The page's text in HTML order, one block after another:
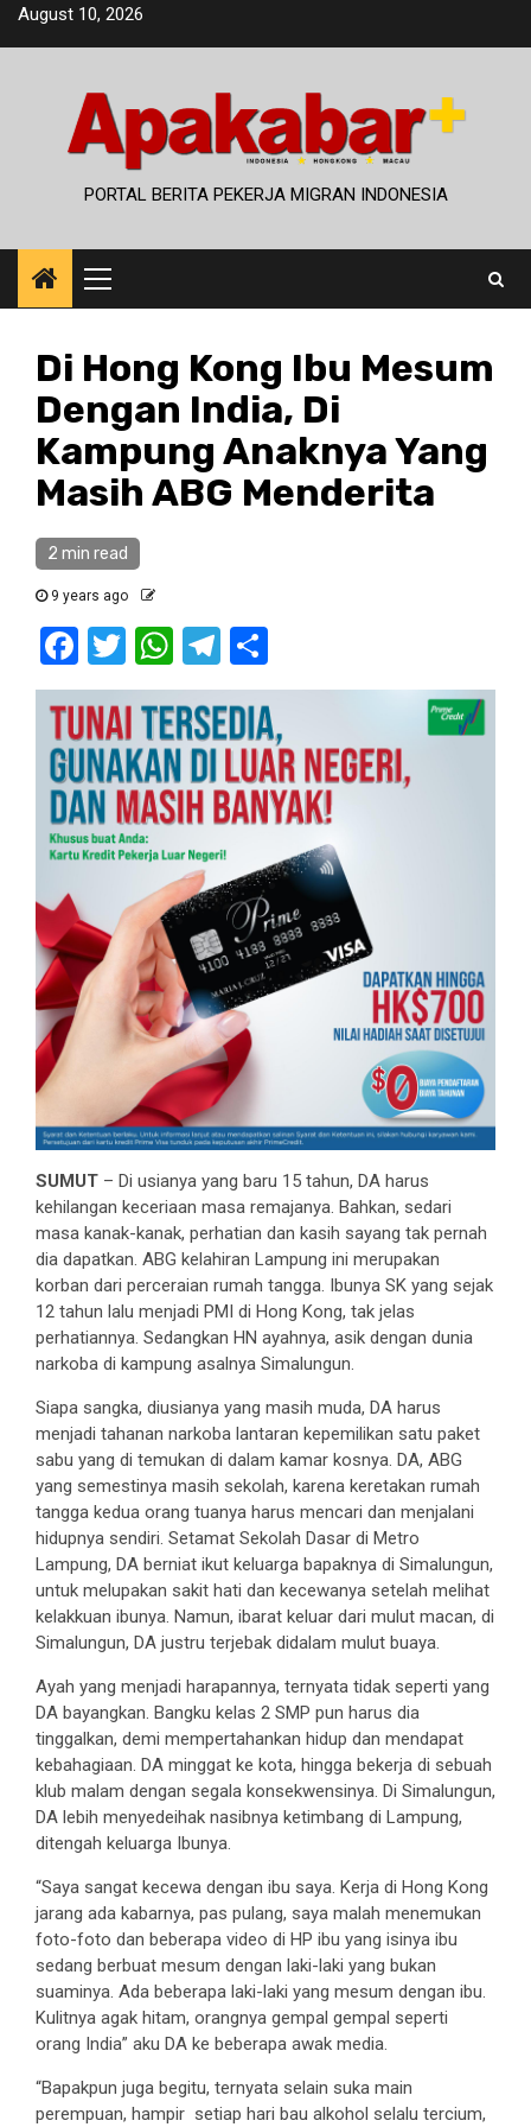
SkipAugust 10, 2026
PORTAL BERITA PEKERJA MIGRAN INDONESIA
Primary
Menu
Di Hong Kong Ibu Mesum
Dengan India, Di
Kampung Anaknya Yang
Masih ABG Menderita
2 min read
9 years ago
Facebook
Twitter
WhatsApp
Telegram
SUMUT – Di usianya yang baru 15 tahun, DA harus
kehilangan keceriaan masa remajanya. Bahkan, sedari
masa kanak-kanak, perhatian dan kasih sayang tak pernah
dia dapatkan. ABG kelahiran Lampung ini merupakan
korban dari perceraian rumah tangga. Ibunya SK yang sejak
12 tahun lalu menjadi PMI di Hong Kong, tak jelas
perhatiannya. Sedangkan HN ayahnya, asik dengan dunia
narkoba di kampung asalnya Simalungun.
Siapa sangka, diusianya yang masih muda, DA harus
menjadi tahanan narkoba lantaran kepemilikan satu paket
sabu yang di temukan di dalam kamar kosnya. DA, ABG
yang semestinya masih sekolah, karena keretakan rumah
tangga kedua orang tuanya harus mencari dan menjalani
hidupnya sendiri. Setamat Sekolah Dasar di Metro
Lampung, DA berniat ikut keluarga bapaknya di Simalungun,
untuk melupakan sakit hati dan kecewanya setelah melihat
kelakkuan ibunya. Namun, ibarat keluar dari mulut macan, di
Simalungun, DA justru terjebak didalam mulut buaya.
Ayah yang menjadi harapannya, ternyata tidak seperti yang
DA bayangkan. Bangku kelas 2 SMP pun harus dia
tinggalkan, demi mempertahankan hidup dan mendapat
kebahagiaan. DA minggat ke kota, hingga bekerja di sebuah
klub malam dengan segala konsekwensinya. Di Simalungun,
DA lebih menyedeihak nasibnya ketimbang di Lampung,
ditengah keluarga Ibunya.
“Saya sangat kecewa dengan ibu saya. Kerja di Hong Kong
jarang ada kabarnya, pas pulang, saya malah menemukan
foto-foto dan beberapa video di HP ibu yang isinya ibu
sedang berbuat mesum dengan laki-laki yang bukan
suaminya. Ada beberapa laki-laki yang mesum dengan ibu.
Kulitnya agak hitam, orangnya gempal gempal seperti
orang India” aku DA ke beberapa awak media.
“Bapakpun juga begitu, ternyata selain suka main
perempuan, hampir setiap hari bau alkohol selalu tercium,